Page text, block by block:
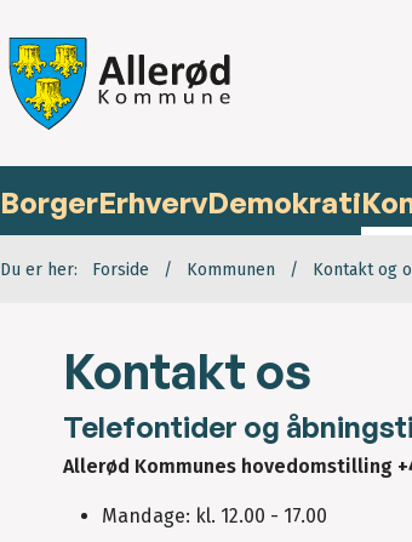
BorgerErhvervDemokrati
Du er her: Forside Kommunen Kontakt og
Kontakt os
Telefontider og
Allerød Kommunes hovedomstilling
Mandage: kl. 12.00 - 17.00